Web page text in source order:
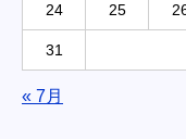
24 25
31
« 7月